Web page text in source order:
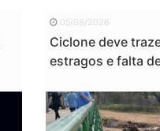
05/08/2026
Ciclone deve
estragos e falta